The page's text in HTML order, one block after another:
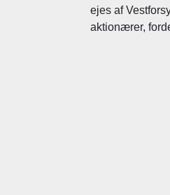
ejes af
aktionærer,